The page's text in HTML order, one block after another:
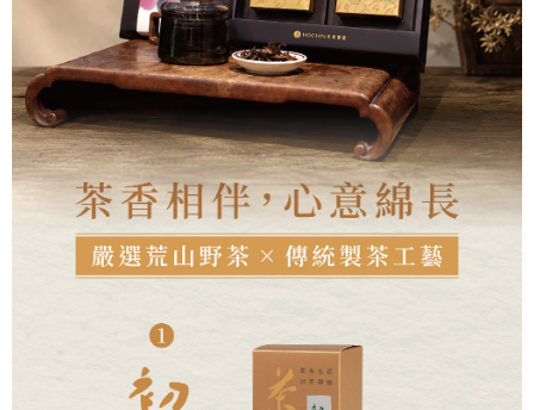
https://aftee.tw/terms/#terms3
３．未成年的使用者請事先徵得法定代理人或監護人之同意方可使用
「AFTEE先享後付」，若未經同意申辦者引起之損失，本公司不負相關責
任。
４．使用「AFTEE先享後付」時，將依據個別帳號之用戶狀況，依本公司即
時審查核予不同之上限額度；若仍有額度不足之情形，本公司將視審查結果
請求用戶進行身份認證。
５．嚴禁一人註冊多個帳號或使用他人資訊註冊。若發現惡意使用之情形，
恩沛科技股份有限公司將有權停止該用戶之使用額度並採取法律行動。
離島-黑貓宅配
每筆NT$360
付款後門市自取
免運費
貨到付款
每筆NT$180，滿NT$2,500(含以上)免運費